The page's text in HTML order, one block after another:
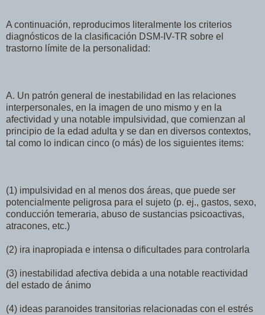
A continuación, reproducimos literalmente los criterios
diagnósticos de la clasificación DSM-IV-TR sobre el
trastorno límite de la personalidad:
A. Un patrón general de inestabilidad en las relaciones
interpersonales, en la imagen de uno mismo y en la
afectividad y una notable impulsividad, que comienzan al
principio de la edad adulta y se dan en diversos contextos,
tal como lo indican cinco (o más) de los siguientes items:
(1) impulsividad en al menos dos áreas, que puede ser
potencialmente peligrosa para el sujeto (p. ej., gastos, sexo,
conducción temeraria, abuso de sustancias psicoactivas,
atracones, etc.)
(2) ira inapropiada e intensa o dificultades para controlarla
(3) inestabilidad afectiva debida a una notable reactividad
del estado de ánimo
(4) ideas paranoides transitorias relacionadas con el estrés